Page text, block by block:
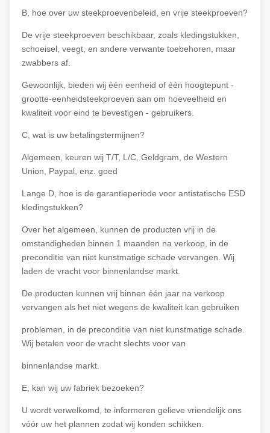
B, hoe over uw steekproevenbeleid, en vrije steekproeven?
De vrije steekproeven beschikbaar, zoals kledingstukken,
schoeisel, veegt, en andere verwante toebehoren, maar
zwabbers af.
Gewoonlijk, bieden wij één eenheid of één hoogtepunt -
grootte-eenheidsteekproeven aan om hoeveelheid en
kwaliteit voor eind te bevestigen - gebruikers.
C, wat is uw betalingstermijnen?
Algemeen, keuren wij T/T, L/C, Geldgram, de Western
Union, Paypal, enz. goed
Lange D, hoe is de garantieperiode voor antistatische ESD
kledingstukken?
Over het algemeen, kunnen de producten vrij in de
omstandigheden binnen 1 maanden na verkoop, in de
preconditie van niet kunstmatige schade vervangen. Wij
laden de vracht voor binnenlandse markt.
De producten kunnen vrij binnen één jaar na verkoop
vervangen als het niet wegens de kwaliteit kan gebruiken
problemen, in de preconditie van niet kunstmatige schade.
Wij betalen voor de vracht slechts voor van
binnenlandse markt.
E, kan wij uw fabriek bezoeken?
U wordt verwelkomd, te informeren gelieve vriendelijk ons
vóór uw het plannen zodat wij konden schikken.